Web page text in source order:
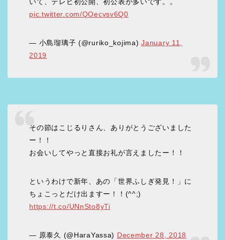
いて、テレビ初公開、初公表が多いです。。
pic.twitter.com/QOecvsv6Q0
— 小島瑠璃子 (@ruriko_kojima)January 11,
2019
その節はこじるりさん、ありがとうございました
ー！！
お会いしてやっと直接お礼が言えましたー！！
というわけで新年、あの「世界ふしぎ発見！」に
ちょこっとだけ出ますー！！(^^;)
https://t.co/UNnSto8yTi
— 原泰久 (@HaraYassa) December 28, 2018